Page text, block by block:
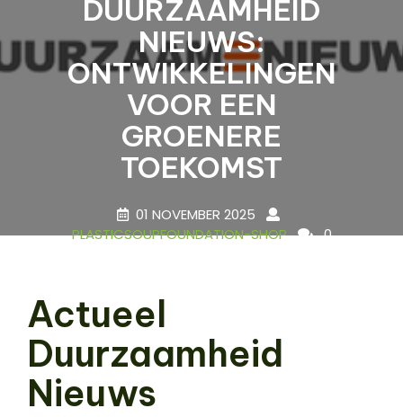
DUURZAAMHEID
NIEUWS:
ONTWIKKELINGEN
VOOR EEN
GROENERE
TOEKOMST
01 NOVEMBER 2025
PLASTICSOUPFOUNDATION-SHOP
0
Actueel
Duurzaamheid
Nieuws